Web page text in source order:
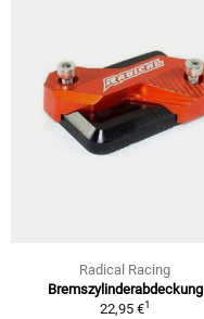
Radical Racing
Bremszylinderabdeckung
22,95 €1